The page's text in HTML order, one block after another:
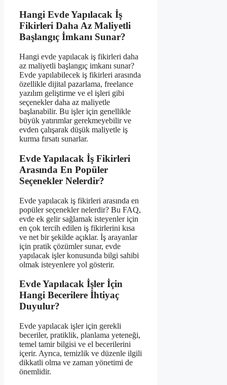
Hangi Evde Yapılacak İş
Fikirleri Daha Az Maliyetli
Başlangıç İmkanı Sunar?
Hangi evde yapılacak iş fikirleri daha
az maliyetli başlangıç imkanı sunar?
Evde yapılabilecek iş fikirleri arasında
özellikle dijital pazarlama, freelance
yazılım geliştirme ve el işleri gibi
seçenekler daha az maliyetle
başlanabilir. Bu işler için genellikle
büyük yatırımlar gerekmeyebilir ve
evden çalışarak düşük maliyetle iş
kurma fırsatı sunarlar.
Evde Yapılacak İş Fikirleri
Arasında En Popüler
Seçenekler Nelerdir?
Evde yapılacak iş fikirleri arasında en
popüler seçenekler nelerdir? Bu FAQ,
evde ek gelir sağlamak isteyenler için
en çok tercih edilen iş fikirlerini kısa
ve net bir şekilde açıklar. İş arayanlar
için pratik çözümler sunar, evde
yapılacak işler konusunda bilgi sahibi
olmak isteyenlere yol gösterir.
Evde Yapılacak İşler İçin
Hangi Becerilere İhtiyaç
Duyulur?
Evde yapılacak işler için gerekli
beceriler, pratiklik, planlama yeteneği,
temel tamir bilgisi ve el becerilerini
içerir. Ayrıca, temizlik ve düzenle ilgili
dikkatli olma ve zaman yönetimi de
önemlidir.